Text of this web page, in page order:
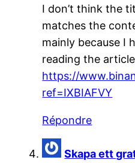
I don’t think the
matches the
mainly because I
reading the
https://
ref=IXBIAFVY
Répondre
Skapa ett